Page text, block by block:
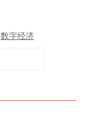
数字经济